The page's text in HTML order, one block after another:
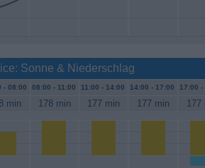
Sonne & Niederschlag
- 08:00 08:00 - 11:00 11:00 - 14:00 14:00 - 17:00 17:00 -
min 178 min 177 min 177 min 177